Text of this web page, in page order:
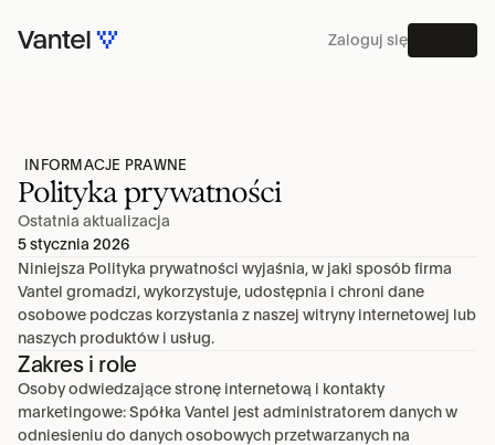
Zaloguj się
INFORMACJE PRAWNE
Polityka prywatności
Ostatnia aktualizacja
5 stycznia 2026
Niniejsza Polityka prywatności wyjaśnia, w jaki sposób firma
Vantel gromadzi, wykorzystuje, udostępnia i chroni dane
osobowe podczas korzystania z naszej witryny internetowej lub
naszych produktów i usług.
Zakres i role
Osoby odwiedzające stronę internetową i kontakty
marketingowe: Spółka Vantel jest administratorem danych w
odniesieniu do danych osobowych przetwarzanych na